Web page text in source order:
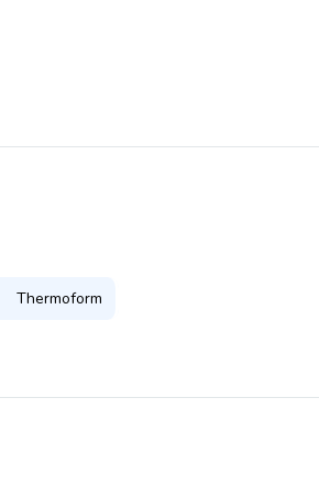
Thermoform